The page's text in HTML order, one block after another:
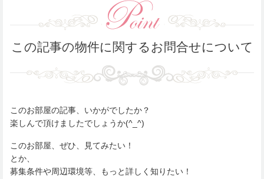
この記事の物件に関するお問合せについて
このお部屋の記事、いかがでしたか？
楽しんで頂けましたでしょうか(^_^)
このお部屋、ぜひ、見てみたい！
とか、
募集条件や周辺環境等、もっと詳しく知りたい！